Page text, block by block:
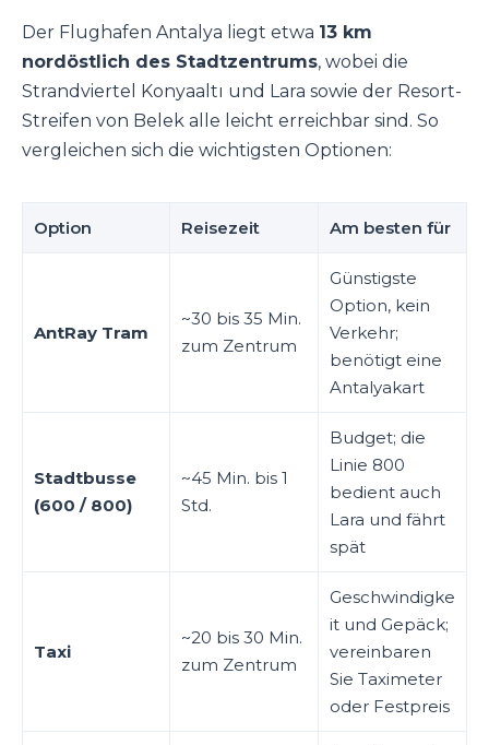
Der Flughafen Antalya liegt etwa 13 km
nordöstlich des Stadtzentrums, wobei die
Strandviertel Konyaaltı und Lara sowie der Resort-
Streifen von Belek alle leicht erreichbar sind. So
vergleichen sich die wichtigsten Optionen:
Option Reisezeit Am besten für
AntRay Tram
~30 bis 35 Min.
zum Zentrum
Günstigste
Option, kein
Verkehr;
benötigt eine
Antalyakart
Stadtbusse
(600 / 800)
~45 Min. bis 1
Std.
Budget; die
Linie 800
bedient auch
Lara und fährt
spät
Taxi
~20 bis 30 Min.
zum Zentrum
Geschwindigke
it und Gepäck;
vereinbaren
Sie Taximeter
oder Festpreis